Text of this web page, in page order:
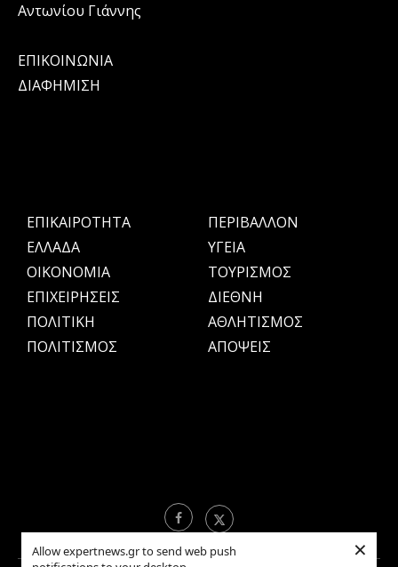
Allow expertnews.gr to send web push
×
Αντωνίου Γιάννης
ΕΠΙΚΟΙΝΩΝΙΑ
ΔΙΑΦΗΜΙΣΗ
ΕΠΙΚΑΙΡΟΤΗΤΑ
ΕΛΛΑΔΑ
OIKONOMIA
ΕΠΙΧΕΙΡΗΣΕΙΣ
ΠΟΛΙΤΙΚΗ
ΠΟΛΙΤΙΣΜΟΣ
ΠΕΡΙΒΑΛΛΟΝ
ΥΓΕΙΑ
ΤΟΥΡΙΣΜΟΣ
ΔΙΕΘΝΗ
ΑΘΛΗΤΙΣΜΟΣ
ΑΠΟΨΕΙΣ